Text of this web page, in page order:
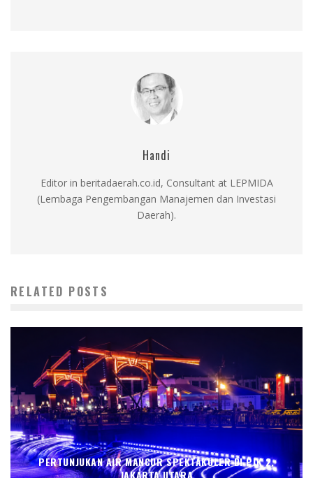
Handi
Editor in beritadaerah.co.id, Consultant at LEPMIDA
(Lembaga Pengembangan Manajemen dan Investasi
Daerah).
RELATED POSTS
PERTUNJUKAN AIR MANCUR SPEKTAKULER DI PIK 2,